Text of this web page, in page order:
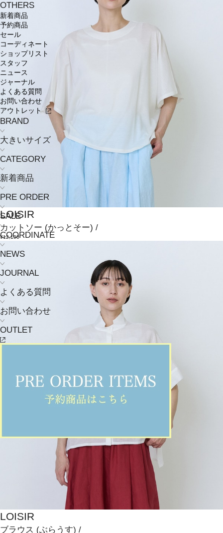
OTHERS
新着商品
予約商品
セール
コーディネート
ショップリスト
スタッフ
ニュース
ジャーナル
よくある質問
お問い合わせ
アウトレット
BRAND
大きいサイズ
CATEGORY
新着商品
PRE ORDER
SALE
COORDINATE
NEWS
JOURNAL
よくある質問
お問い合わせ
OUTLET
LOISIR
カットソー (かっとそー) /
¥12,100
LOISIR
ブラウス (ぶらうす) /